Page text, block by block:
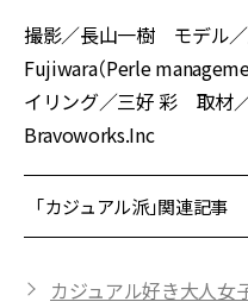
撮影／長山一樹 モデル
Fujiwara（Perle
イリング／三好 彩 取材
Bravoworks.Inc
「カジュアル派」関連記事
カジュアル好き大人女